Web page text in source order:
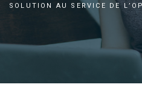
SOLUTION AU SERVICE DE